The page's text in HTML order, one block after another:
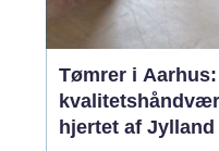
Tømrer i Aarhus:
hjertet af Jylland